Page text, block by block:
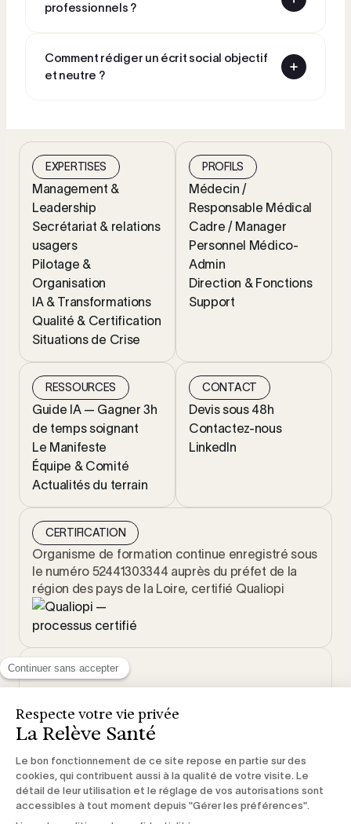
professionnels ?
Comment rédiger un écrit social objectif
et neutre ?
EXPERTISES
Management &
Leadership
Secrétariat & relations
usagers
Pilotage &
Organisation
IA & Transformations
Qualité & Certification
Situations de Crise
PROFILS
Médecin /
Responsable Médical
Cadre / Manager
Personnel Médico-
Admin
Direction & Fonctions
Support
RESSOURCES
Guide IA — Gagner 3h
de temps soignant
Le Manifeste
Équipe & Comité
Actualités du terrain
CONTACT
Devis sous 48h
Contactez-nous
LinkedIn
CERTIFICATION
Organisme de formation continue enregistré sous
le numéro 52441303344 auprès du préfet de la
région des pays de la Loire, certifié Qualiopi
© 2026 La Relève Santé. Tous droits réservés.
Mentions
CGV & Règlement
Politique de